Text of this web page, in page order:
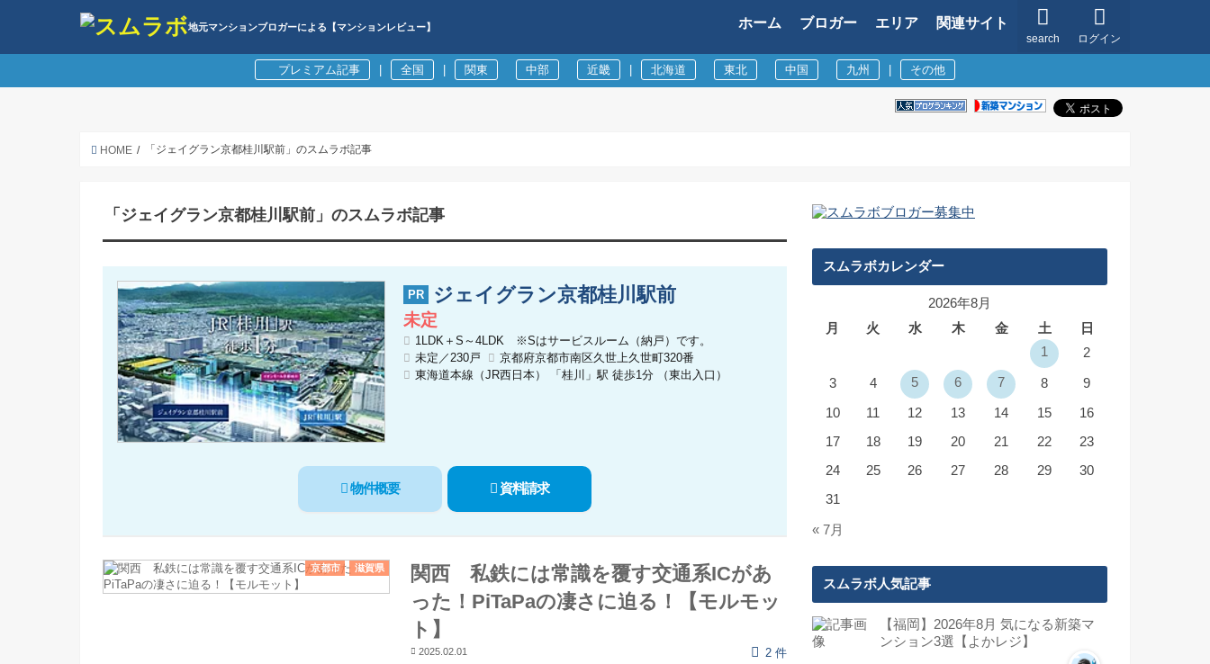
地元マンションブロガーによる【マンションレビュー】
ログイン
search
ホーム ブロガー エリア 関連サイト
プレミアム記事 全国 関東 中部 近畿 北海道 東北 中国 九州 その他
HOME 「ジェイグラン京都桂川駅前」のスムラボ記事
「ジェイグラン京都桂川駅前」のスムラボ記事
ジェイグラン京都桂川駅前
未定
1LDK＋S～4LDK ※Sはサービスルーム（納戸）です。
未定／230戸
京都府京都市南区久世上久世町320番
東海道本線（JR西日本） 「桂川」駅 徒歩1分 （東出入口）
物件概要 資料請求
京都市 滋賀県
関西 私鉄には常識を覆す交通系ICがあ
った！PiTaPaの凄さに迫る！【モルモッ
ト】
2025.02.01
2 件
スムラボカレンダー
2026年8月
月
火 水 木 金 土
日
1
2
3 4 5 6 7 8 9
10 11 12 13 14 15
16
17
18 19 20 21 22
23
24
25 26 27 28 29
30
31
« 7月
スムラボ人気記事
【福岡】2026年8月 気になる新築マ
ンション3選【よかレジ】